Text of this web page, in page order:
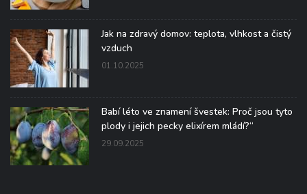
Jak na zdravý domov: teplota, vlhkost a čistý
vzduch
01.10.2025
Babí léto ve znamení švestek: Proč jsou tyto
plody i jejich pecky elixírem mládí?“
29.09.2025